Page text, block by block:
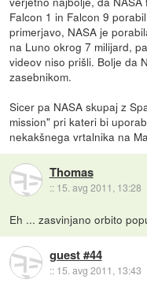
Falcon 1 in Falcon 9
primerjavo, NASA je
na Luno okrog 7 milijard,
videov niso prišli. Bolje da
zasebnikom.
Sicer pa NASA skupaj z
mission" pri kateri bi
nekakšnega vrtalnika na
Thomas
:: 15. avg 2011, 13:28
Eh ... zasvinjano orbito
guest #44
:: 15. avg 2011, 13:43